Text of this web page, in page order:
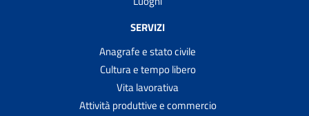
SERVIZI
Anagrafe e stato civile
Cultura e tempo libero
Vita lavorativa
Attività produttive e commercio